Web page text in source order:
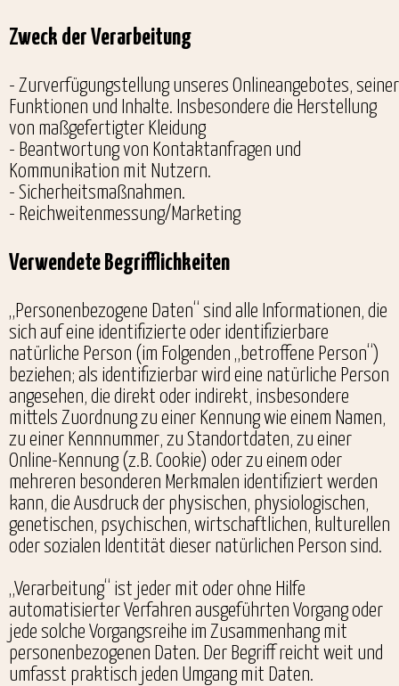
Zweck der Verarbeitung
- Zurverfügungstellung unseres Onlineangebotes, seiner
Funktionen und Inhalte. Insbesondere die Herstellung
von maßgefertigter Kleidung
- Beantwortung von Kontaktanfragen und
Kommunikation mit Nutzern.
- Sicherheitsmaßnahmen.
- Reichweitenmessung/Marketing
Verwendete Begrifflichkeiten
„Personenbezogene Daten“ sind alle Informationen, die
sich auf eine identifizierte oder identifizierbare
natürliche Person (im Folgenden „betroffene Person“)
beziehen; als identifizierbar wird eine natürliche Person
angesehen, die direkt oder indirekt, insbesondere
mittels Zuordnung zu einer Kennung wie einem Namen,
zu einer Kennnummer, zu Standortdaten, zu einer
Online-Kennung (z.B. Cookie) oder zu einem oder
mehreren besonderen Merkmalen identifiziert werden
kann, die Ausdruck der physischen, physiologischen,
genetischen, psychischen, wirtschaftlichen, kulturellen
oder sozialen Identität dieser natürlichen Person sind.
„Verarbeitung“ ist jeder mit oder ohne Hilfe
automatisierter Verfahren ausgeführten Vorgang oder
jede solche Vorgangsreihe im Zusammenhang mit
personenbezogenen Daten. Der Begriff reicht weit und
umfasst praktisch jeden Umgang mit Daten.